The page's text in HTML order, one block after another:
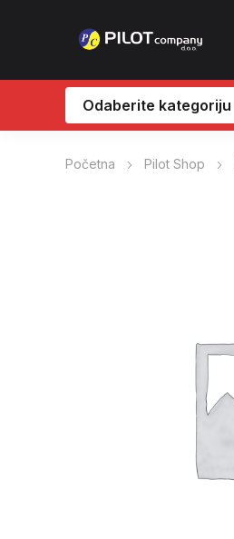
Odaberite kategoriju
Početna Pilot Shop